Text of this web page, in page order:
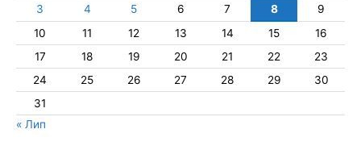
3
4 5 6 7 8
9
10
11 12 13 14 15
16
17
18 19 20 21 22
23
24
25 26 27 28 29
30
31
« Лип